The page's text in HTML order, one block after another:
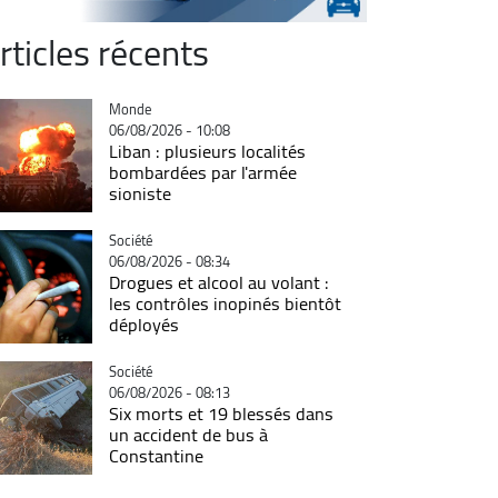
récents
Catégorie
Monde
06/08/2026 - 10:08
Liban : plusieurs localités
bombardées par l'armée
sioniste
Catégorie
Société
06/08/2026 - 08:34
Drogues et alcool au volant :
les contrôles inopinés bientôt
déployés
Catégorie
Société
06/08/2026 - 08:13
Six morts et 19 blessés dans
un accident de bus à
Constantine